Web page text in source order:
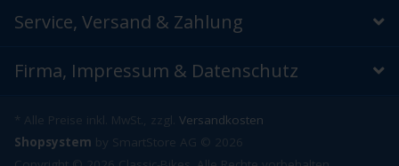
Service, Versand & Zahlung
Firma, Impressum & Datenschutz
* Alle Preise inkl. MwSt., zzgl. Versandkosten
Shopsystem by SmartStore AG © 2026